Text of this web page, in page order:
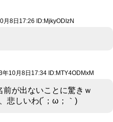
月8日17:26 ID:MjkyODIzN
年10月8日17:34 ID:MTY4ODMxM
が出ないことに驚きｗ
悲しいわ(´；ω；｀)